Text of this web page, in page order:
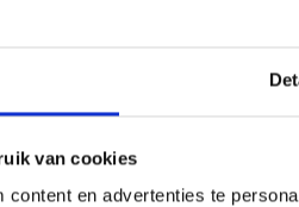
van cookies
content en advertenties te